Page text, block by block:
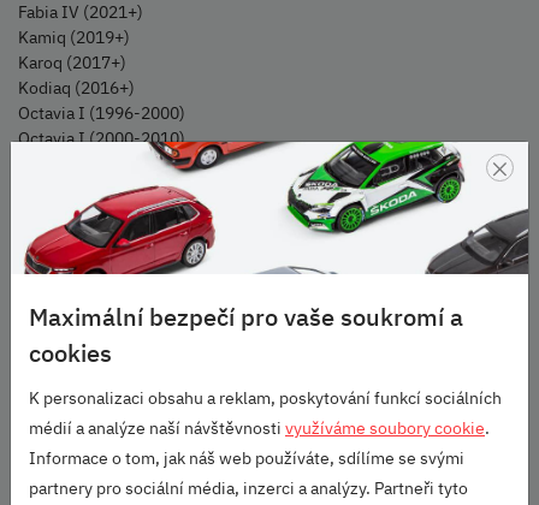
Fabia IV (2021+)
Kamiq (2019+)
Karoq (2017+)
Kodiaq (2016+)
Octavia I (1996-2000)
Octavia I (2000-2010)
Octavia II (2004-2008)
Octavia II (2008-2013)
Octavia III (2012-2017)
Octavia III (2017+)
Octavia IV (2019+)
Roomster (2006-2010)
Roomster (2010-2015)
Scala (2019+)
Superb I (2001-2008)
Superb II (2008-2013)
Superb II (2013-2015)
Superb III (2015+)
Yeti (2009-2014)
×
Maximální bezpečí pro vaše soukromí a
cookies
K personalizaci obsahu a reklam, poskytování funkcí sociálních
médií a analýze naší návštěvnosti využíváme soubory cookie.
Informace o tom, jak náš web používáte, sdílíme se svými
partnery pro sociální média, inzerci a analýzy. Partneři tyto